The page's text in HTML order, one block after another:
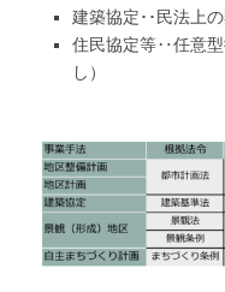
建築協定･･民法上
住民協定等‥任意
し）